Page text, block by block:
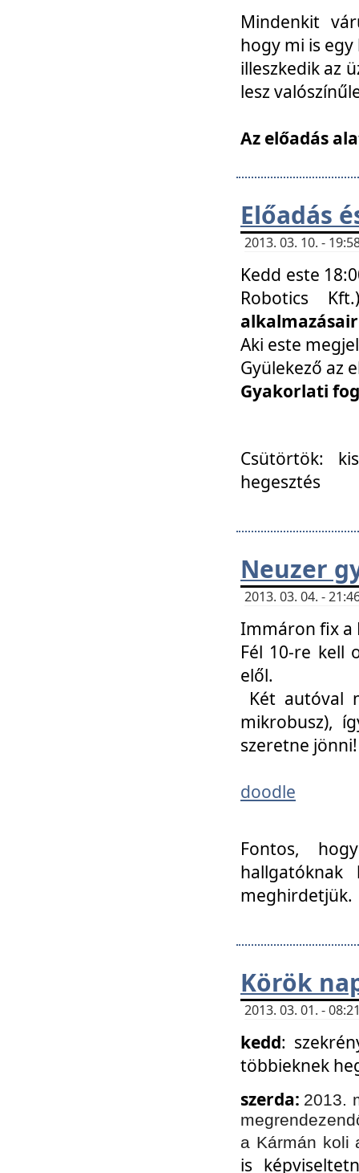
Mindenkit
hogy mi is
illeszkedik az
lesz
Az előadás
Előadás
2013. 03. 10. -
Kedd este
Robotics
Aki este
Gyülekező az
Gyakorlati
Csütörtök:
hegesztés
Neuzer
2013. 03. 04. -
Immáron fix a
Fél 10-re kell
elől.
Két autóval
mikrobusz),
szeretne jönni!
doodle
Fontos,
meghirdetjük.
Körök
2013. 03. 01. -
kedd:
többieknek
szerda: 2013.
a Kármán koli
is